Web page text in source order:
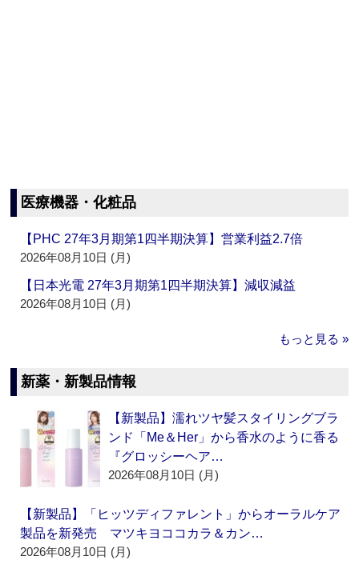
医療機器・化粧品
【PHC 27年3月期第1四半期決算】営業利益2.7倍
2026年08月10日 (月)
【日本光電 27年3月期第1四半期決算】減収減益
2026年08月10日 (月)
もっと見る »
新薬・新製品情報
【新製品】濡れツヤ髪スタイリングブラ
ンド「Me＆Her」から香水のように香る
『グロッシーヘア…
2026年08月10日 (月)
【新製品】「ヒッツディファレント」からオーラルケア
製品を新発売 マツキヨココカラ＆カン…
2026年08月10日 (月)